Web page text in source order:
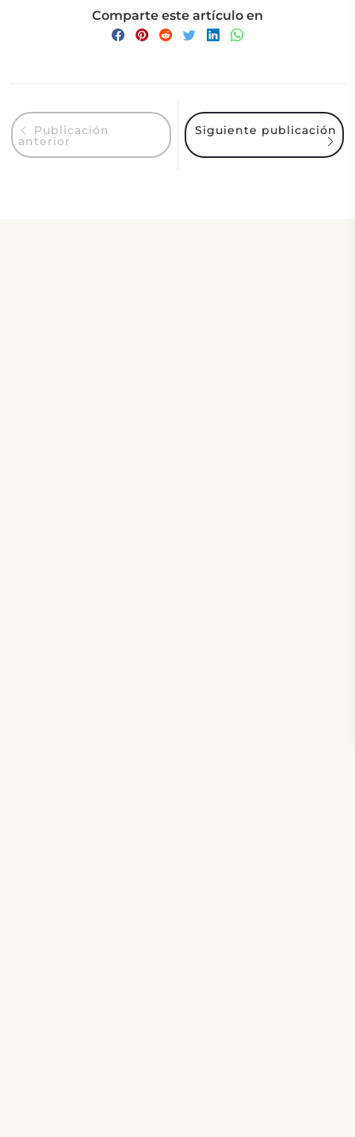
Comparte este artículo en
Siguiente publicación
Publicación
anterior